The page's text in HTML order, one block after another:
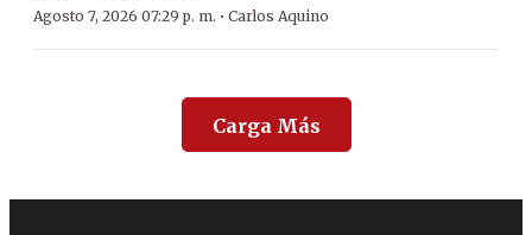
Agosto 7, 2026 07:29 p. m. · Carlos Aquino
Carga Más